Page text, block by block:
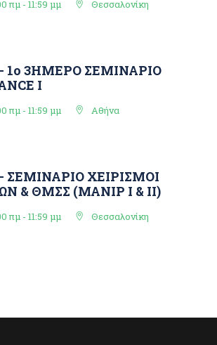
πμ - 11:59 μμ Θεσσαλονίκη
1o 3ΗΜΕΡΟ ΣΕΜΙΝΑΡΙΟ
I
πμ - 11:59 μμ Αθήνα
ΣΕΜΙΝΑΡΙΟ ΧΕΙΡΙΣΜΟΙ
& ΘΜΣΣ (ΜΑΝΙΡ I & ΙΙ)
πμ - 11:59 μμ Θεσσαλονίκη